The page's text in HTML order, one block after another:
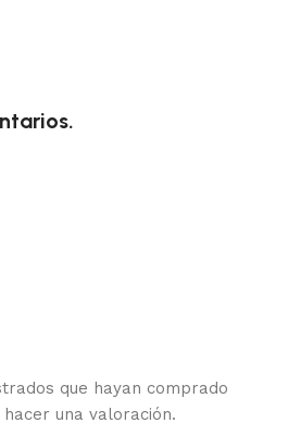
que hayan comprado
una valoración.